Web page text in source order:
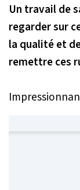
Un travail de
regarder sur
la qualité et
remettre ces